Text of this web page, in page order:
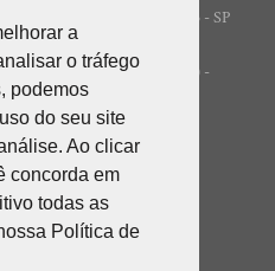
a
o tráfego
podemos
do seu site
Ao clicar
concorda em
todas as
Política de
a
o tráfego
podemos
do seu site
Ao clicar
concorda em
todas as
Política de
7 - Vila Guarani - São Paulo - SP
020
LTDA (INNER GROUP) -
0001-85